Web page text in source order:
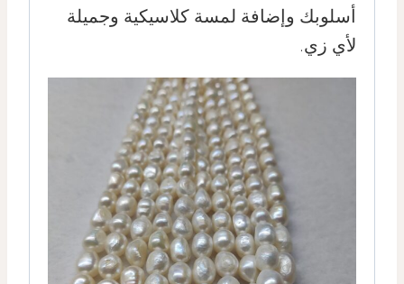
أسلوبك وإضافة لمسة كلاسيكية وجميلة
لأي زي.